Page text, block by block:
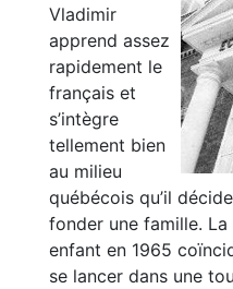
Vladimir
apprend assez
rapidement le
français et
s’intègre
tellement bien
au milieu
québécois qu’il
fonder une famille. La
enfant en 1965
se lancer dans une